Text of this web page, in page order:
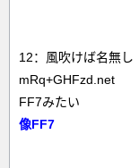
12：風吹けば名無し
mRq+GHFzd.net
FF7みたい
像FF7